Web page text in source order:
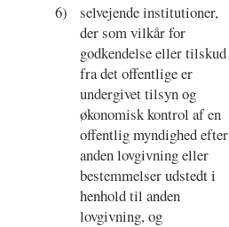
6)
selvejende institutioner,
der som vilkår for
godkendelse eller tilskud
fra det offentlige er
undergivet tilsyn og
økonomisk kontrol af en
offentlig myndighed efter
anden lovgivning eller
bestemmelser udstedt i
henhold til anden
lovgivning, og